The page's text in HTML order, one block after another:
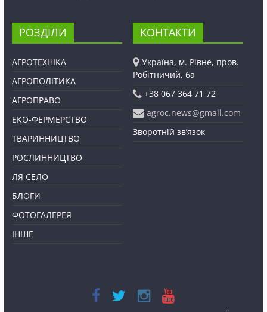
РОЗДІЛИ
АГРОТЕХНІКА
АГРОПОЛІТИКА
АГРОПРАВО
ЕКО-ФЕРМЕРСТВО
ТВАРИННИЦТВО
РОСЛИННИЦТВО
ЛЯ СЕЛО
БЛОГИ
ФОТОГАЛЕРЕЯ
ІНШЕ
КОНТАКТИ
Україна, м. Рівне, пров.
Робітничий, 6а
+38 067 364 71 72
agroc.news@gmail.com
Зворотній зв’язок